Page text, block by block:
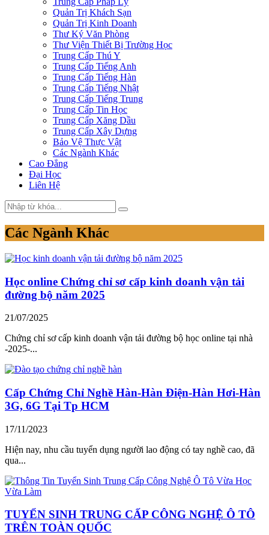
Quản Trị Khách Sạn
Quản Trị Kinh Doanh
Thư Ký Văn Phòng
Thư Viện Thiết Bị Trường Học
Trung Cấp Thú Y
Trung Cấp Tiếng Anh
Trung Cấp Tiếng Hàn
Trung Cấp Tiếng Nhật
Trung Cấp Tiếng Trung
Trung Cấp Tin Học
Trung Cấp Xăng Dầu
Trung Cấp Xây Dựng
Bảo Vệ Thực Vật
Các Ngành Khác
Cao Đẳng
Đại Học
Liên Hệ
Các Ngành Khác
Học online Chứng chỉ sơ cấp kinh doanh vận tải
đường bộ năm 2025
21/07/2025
Chứng chỉ sơ cấp kinh doanh vận tải đường bộ học online tại nhà
-2025-...
Cấp Chứng Chỉ Nghề Hàn-Hàn Điện-Hàn Hơi-Hàn
3G, 6G Tại Tp HCM
17/11/2023
Hiện nay, nhu cầu tuyển dụng người lao động có tay nghề cao, đã
qua...
TUYỂN SINH TRUNG CẤP CÔNG NGHỆ Ô TÔ
TRÊN TOÀN QUỐC